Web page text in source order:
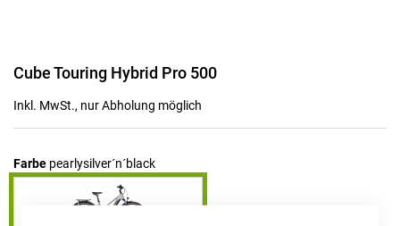
Zum
der
Cube Touring Hybrid Pro 500
Inkl. MwSt., nur Abholung möglich
Farbe pearlysilver´n´black